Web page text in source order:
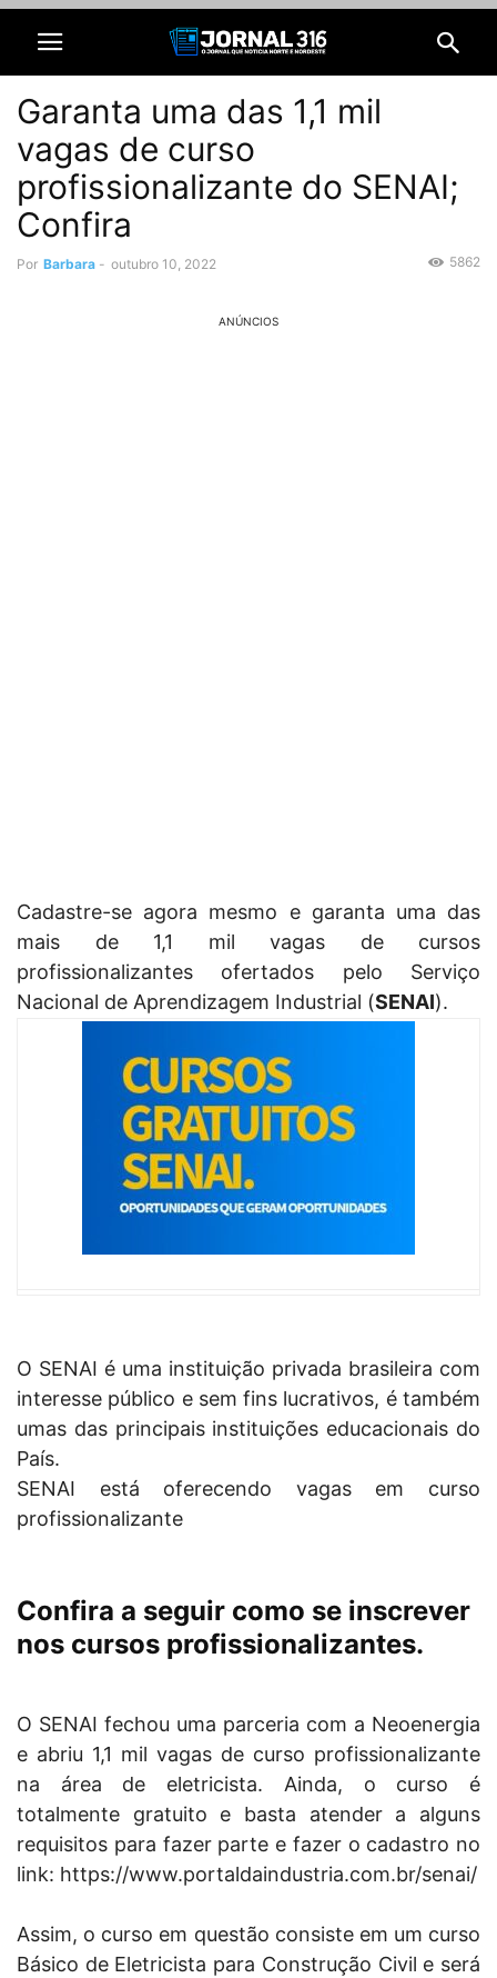
Garanta uma das 1,1 mil
vagas de curso
profissionalizante do SENAI;
Confira
Por Barbara - outubro 10, 2022 5862
ANÚNCIOS
Cadastre-se agora mesmo e garanta uma das
mais de 1,1 mil vagas de cursos
profissionalizantes ofertados pelo Serviço
Nacional de Aprendizagem Industrial (SENAI).
O SENAI é uma instituição privada brasileira com
interesse público e sem fins lucrativos, é também
umas das principais instituições educacionais do
País.
SENAI está oferecendo vagas em curso
profissionalizante
Confira a seguir como se inscrever
nos cursos profissionalizantes.
O SENAI fechou uma parceria com a Neoenergia
e abriu 1,1 mil vagas de curso profissionalizante
na área de eletricista. Ainda, o curso é
totalmente gratuito e basta atender a alguns
requisitos para fazer parte e fazer o cadastro no
link: https://www.portaldaindustria.com.br/senai/
Assim, o curso em questão consiste em um curso
Básico de Eletricista para Construção Civil e será